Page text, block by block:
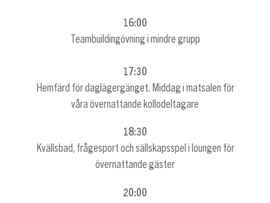
16:00
Teambuildingövning i mindre grupp
17:30
Hemfärd för daglägergänget. Middag i matsalen för
våra övernattande kollodeltagare
18:30
Kvällsbad, frågesport och sällskapsspel i loungen för
övernattande gäster
20:00